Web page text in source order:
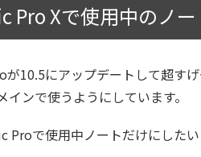
Pro Xで使用中のノ
が10.5にアップデートして超す
インで使うようにしています。
Proで使用中ノートだけにした